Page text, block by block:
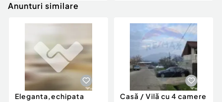
Anunturi similare
Eleganta,echipata
Casă / Vilă cu 4 camere